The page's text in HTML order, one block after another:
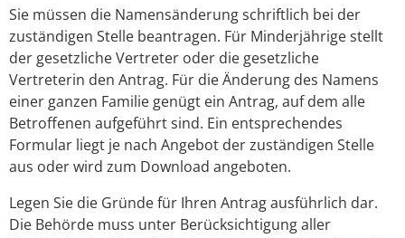
Sie müssen die Namensänderung schriftlich bei der
zuständigen Stelle beantragen. Für Minderjährige stellt
der gesetzliche Vertreter oder die gesetzliche
Vertreterin den Antrag. Für die Änderung des Namens
einer ganzen Familie genügt ein Antrag, auf dem alle
Betroffenen aufgeführt sind. Ein entsprechendes
Formular liegt je nach Angebot der zuständigen Stelle
aus oder wird zum Download angeboten.
Legen Sie die Gründe für Ihren Antrag ausführlich dar.
Die Behörde muss unter Berücksichtigung aller